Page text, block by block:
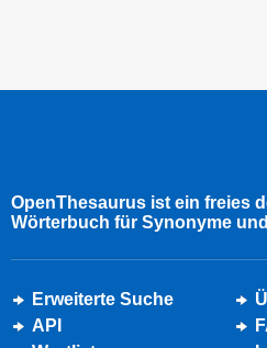
OpenThesaurus ist ein freies
Wörterbuch für Synonyme
Erweiterte Suche
API